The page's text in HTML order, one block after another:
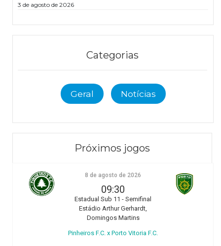
3 de agosto de 2026
Categorias
Geral Notícias
Próximos jogos
8 de agosto de 2026
09:30
Estadual Sub 11 - Semifinal
Estádio Arthur Gerhardt,
Domingos Martins
Pinheiros F.C. x Porto Vitoria F.C.